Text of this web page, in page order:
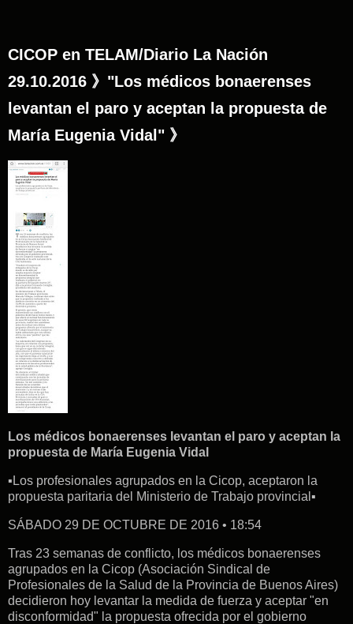
CICOP en TELAM/Diario La Nación
29.10.2016 》"Los médicos bonaerenses
levantan el paro y aceptan la propuesta de
María Eugenia Vidal" 》
Los médicos bonaerenses levantan el paro y aceptan la
propuesta de María Eugenia Vidal
▪Los profesionales agrupados en la Cicop, aceptaron la
propuesta paritaria del Ministerio de Trabajo provincial▪
SÁBADO 29 DE OCTUBRE DE 2016 • 18:54
Tras 23 semanas de conflicto, los médicos bonaerenses
agrupados en la Cicop (Asociación Sindical de
Profesionales de la Salud de la Provincia de Buenos Aires)
decidieron hoy levantar la medida de fuerza y aceptar "en
disconformidad" la propuesta ofrecida por el gobierno